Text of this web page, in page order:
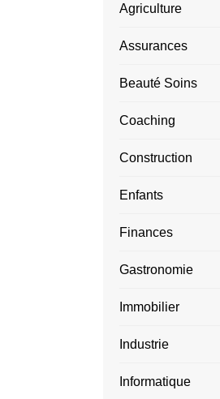
Agriculture
Assurances
Beauté Soins
Coaching
Construction
Enfants
Finances
Gastronomie
Immobilier
Industrie
Informatique